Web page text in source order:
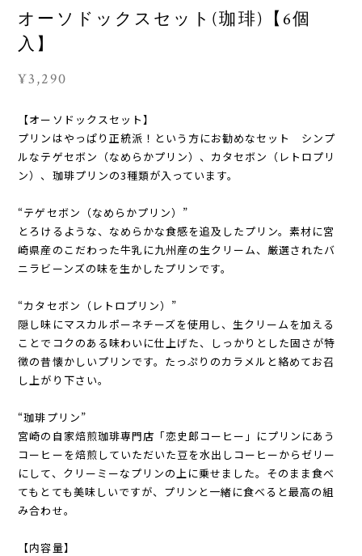
オーソドックスセット(珈琲)【6個
入】
¥3,290
【オーソドックスセット】
プリンはやっぱり正統派！という方にお勧めなセット シンプ
ルなテゲセボン（なめらかプリン）、カタセボン（レトロプリ
ン）、珈琲プリンの3種類が入っています。
“テゲセボン（なめらかプリン）”
とろけるような、なめらかな食感を追及したプリン。素材に宮
崎県産のこだわった牛乳に九州産の生クリーム、厳選されたバ
ニラビーンズの味を生かしたプリンです。
“カタセボン（レトロプリン）”
隠し味にマスカルポーネチーズを使用し、生クリームを加える
ことでコクのある味わいに仕上げた、しっかりとした固さが特
徴の昔懐かしいプリンです。たっぷりのカラメルと絡めてお召
し上がり下さい。
“珈琲プリン”
宮崎の自家焙煎珈琲専門店「恋史郎コーヒー」にプリンにあう
コーヒーを焙煎していただいた豆を水出しコーヒーからゼリー
にして、クリーミーなプリンの上に乗せました。そのまま食べ
てもとても美味しいですが、プリンと一緒に食べると最高の組
み合わせ。
【内容量】